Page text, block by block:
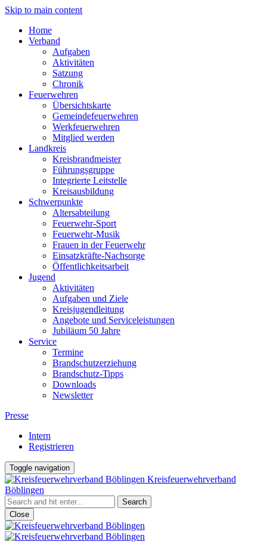
Skip to main content
Home
Verband
Aufgaben
Aktivitäten
Satzung
Chronik
Feuerwehren
Übersichtskarte
Gemeindefeuerwehren
Werkfeuerwehren
Mitglied werden
Landkreis
Kreisbrandmeister
Führungsgruppe
Integrierte Leitstelle
Kreisausbildung
Schwerpunkte
Altersabteilung
Feuerwehr-Sport
Feuerwehr-Musik
Frauen in der Feuerwehr
Einsatzkräfte-Nachsorge
Öffentlichkeitsarbeit
Jugend
Aktivitäten
Aufgaben und Ziele
Kreisjugendleitung
Angebote und Serviceleistungen
Jubiläum 50 Jahre
Service
Termine
Brandschutzerziehung
Brandschutz-Tipps
Downloads
Newsletter
Presse
Intern
Registrieren
Toggle navigation
Kreisfeuerwehrverband
Böblingen
Close